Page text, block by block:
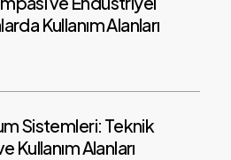
Kullanım Alanları
Sistemleri: Teknik
Kullanım Alanları